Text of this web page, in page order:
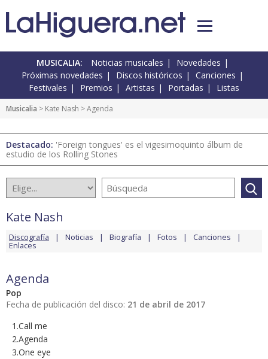
MUSICALIA: Noticias musicales
Novedades
Próximas novedades
Discos históricos
Canciones
Festivales
Premios Artistas Portadas Listas
Musicalia > Kate Nash > Agenda
Destacado: 'Foreign tongues' es el vigesimoquinto álbum de
estudio de los Rolling Stones
Kate Nash
Discografía Noticias Biografía Fotos Canciones
Enlaces
Agenda
Pop
Fecha de publicación del disco: 21 de abril de 2017
1.Call me
2.Agenda
3.One eye